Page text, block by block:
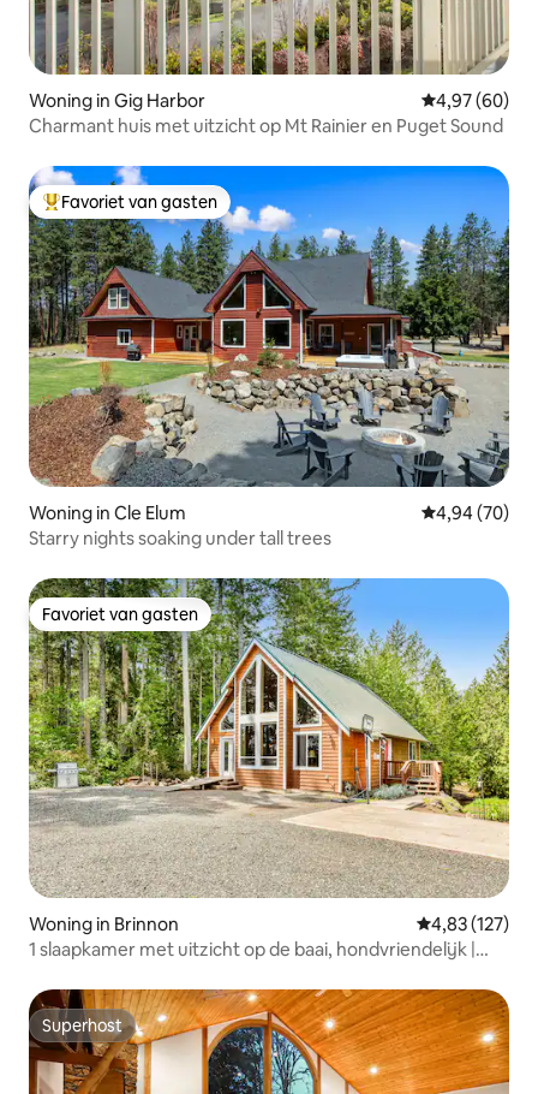
Woning in Gig Harbor Gemiddelde
4,97 (60)
Charmant huis met uitzicht op Mt Rainier en Puget Sound
Topfavoriet van gasten
Favoriet van gasten
Woning in Cle Elum Gemiddelde
4,94 (70)
Starry nights soaking under tall trees
Favoriet van gasten
Favoriet van gasten
Woning in Brinnon Gemiddelde
4,83 (127)
1 slaapkamer met uitzicht op de baai, hondvriendelijk |
Superhost
Superhost